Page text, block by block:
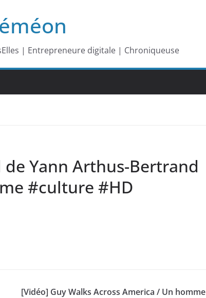
| Entrepreneure digitale | Chroniqueuse
Yann Arthus-Bertrand
#culture #HD
[Vidéo] Guy Walks Across America / Un homme